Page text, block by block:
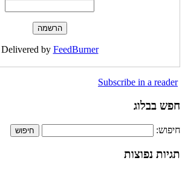
Delivered byFeedBurner
Subscribe in a reader
חפש בבלוג
חיפוש:
תגיות נפוצות